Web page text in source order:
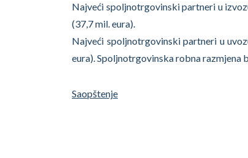
Najveći spoljnotrgovinski partneri u
(37,7 mil. eura).
Najveći spoljnotrgovinski partneri u
eura). Spoljnotrgovinska robna razmjena
Saopštenje